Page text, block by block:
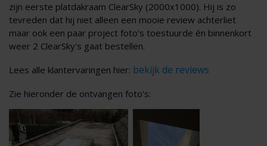
zijn eerste platdakraam ClearSky (2000x1000). Hij is zo
tevreden dat hij niet alleen een mooie review achterliet
maar ook een paar project foto's toestuurde én binnenkort
weer 2 ClearSky's gaat bestellen.
Lees alle klantervaringen hier: bekijk de reviews
Zie hieronder de ontvangen foto's: